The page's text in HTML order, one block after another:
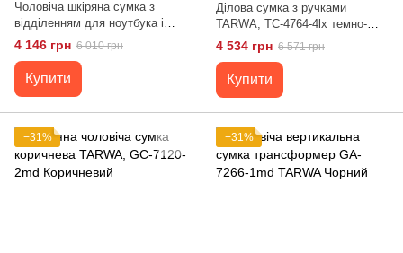
Чоловіча шкіряна сумка з
відділенням для ноутбука і
клапаном GA-7120-1md TARWA
4 146 грн 6 010 грн
Купити
Ділова сумка з ручками
TARWA, TC-4764-4lx темно-
коричнева Коричневий
4 534 грн 6 571 грн
Купити
−31% −31%